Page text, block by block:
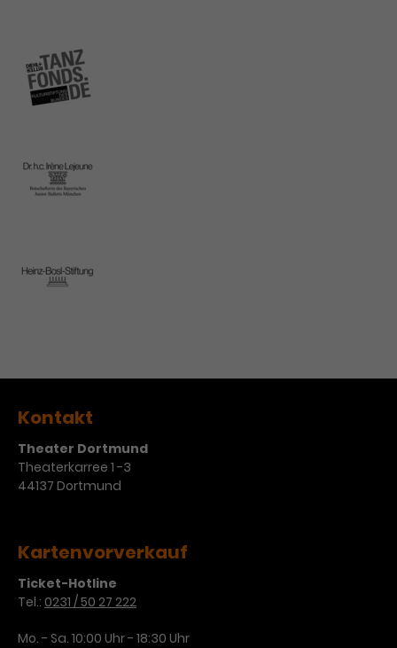
Kontakt
Theater Dortmund
Theaterkarree 1 -3
44137 Dortmund
Kartenvorverkauf
Ticket-Hotline
Tel.: 0231 / 50 27 222
Mo. - Sa. 10:00 Uhr - 18:30 Uhr